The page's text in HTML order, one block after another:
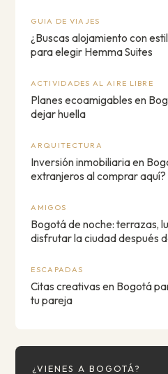
GUIA DE VIAJES
¿Buscas alojamiento con
para elegir Hemma Suites
ACTIVIDADES AL AIRE LIBRE
Planes ecoamigables en
dejar huella
ARQUITECTURA
Inversión inmobiliaria en
extranjeros al comprar aquí?
AMIGOS
Bogotá de noche: terrazas,
disfrutar la ciudad después
ESCAPADAS
Citas creativas en Bogotá
tu pareja
¿VIENES A BOGOTÁ?